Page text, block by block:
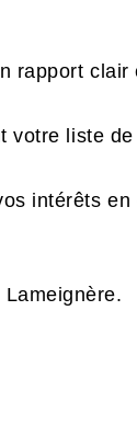
rapport
votre liste
intérêts